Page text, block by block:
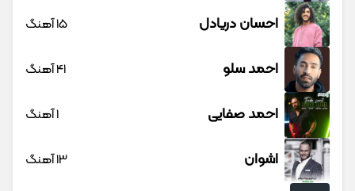
احسان دریادل 15 آهنگ
احمد سلو 41 آهنگ
احمد صفایی 1 آهنگ
اشوان 13 آهنگ